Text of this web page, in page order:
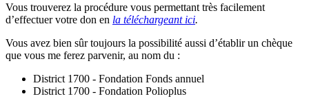
Vous trouverez la procédure vous permettant très facilement
d’effectuer votre don en la téléchargeant ici.
Vous avez bien sûr toujours la possibilité aussi d’établir un chèque
que vous me ferez parvenir, au nom du :
District 1700 - Fondation Fonds annuel
District 1700 - Fondation Polioplus